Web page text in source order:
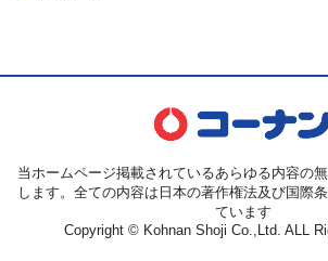
当ホームページ掲載されているあらゆる内容の
します。全ての内容は日本の著作権法及び国際
ています
Copyright © Kohnan Shoji Co.,Ltd. ALL